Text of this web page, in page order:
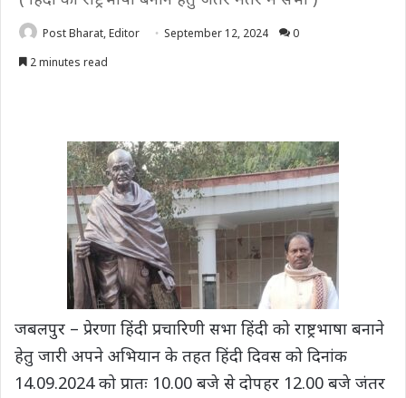
Post Bharat, Editor September 12, 2024
0
2 minutes read
जबलपुर – प्रेरणा हिंदी प्रचारिणी सभा हिंदी को राष्ट्रभाषा बनाने
हेतु जारी अपने अभियान के तहत हिंदी दिवस को दिनांक
14.09.2024 को प्रातः 10.00 बजे से दोपहर 12.00 बजे जंतर